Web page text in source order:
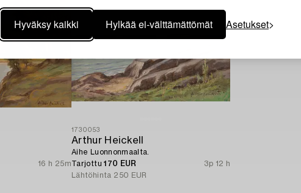
Hyväksy kaikki Hylkää ei-välttämättömät Asetukset
16 h 25m
1730053
Arthur Heickell
Aihe Luonnonmaalta.
Tarjottu170 EUR
3p 12 h
Lähtöhinta 250 EUR